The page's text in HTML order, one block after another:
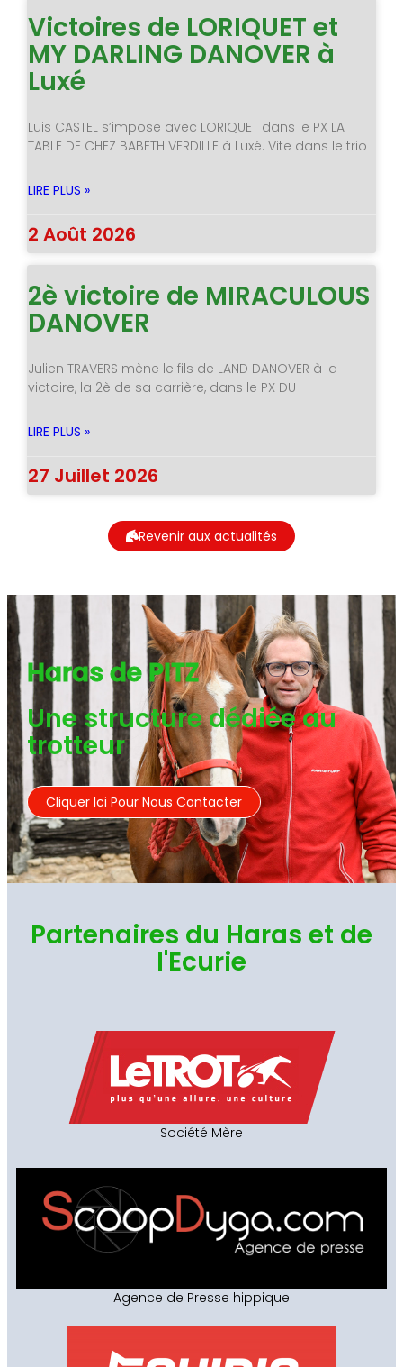
Victoires de LORIQUET et
MY DARLING DANOVER à
Luxé
Luis CASTEL s’impose avec LORIQUET dans le PX LA
TABLE DE CHEZ BABETH VERDILLE à Luxé. Vite dans le trio
LIRE PLUS »
2 Août 2026
2è victoire de MIRACULOUS
DANOVER
Julien TRAVERS mène le fils de LAND DANOVER à la
victoire, la 2è de sa carrière, dans le PX DU
LIRE PLUS »
27 Juillet 2026
Revenir aux actualités
Haras de PITZ
Une structure dédiée au
trotteur
Cliquer Ici Pour Nous Contacter
Partenaires du Haras et de
l'Ecurie
Société Mère
Agence de Presse hippique